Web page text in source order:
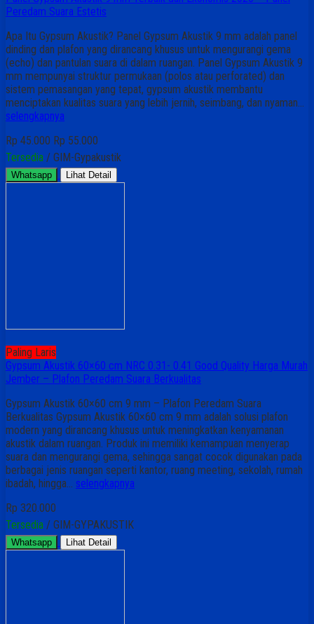
Peredam Suara Estetis
Apa Itu Gypsum Akustik? Panel Gypsum Akustik 9 mm adalah panel
dinding dan plafon yang dirancang khusus untuk mengurangi gema
(echo) dan pantulan suara di dalam ruangan. Panel Gypsum Akustik 9
mm mempunyai struktur permukaan (polos atau perforated) dan
sistem pemasangan yang tepat, gypsum akustik membantu
menciptakan kualitas suara yang lebih jernih, seimbang, dan nyaman…
selengkapnya
Rp 45.000 Rp 55.000
Tersedia / GIM-Gypakustik
Whatsapp Lihat Detail
Paling Laris
Gypsum Akustik 60×60 cm NRC 0.31- 0.41 Good Quality Harga Murah
Jember – Plafon Peredam Suara Berkualitas
Gypsum Akustik 60×60 cm 9 mm – Plafon Peredam Suara
Berkualitas Gypsum Akustik 60×60 cm 9 mm adalah solusi plafon
modern yang dirancang khusus untuk meningkatkan kenyamanan
akustik dalam ruangan. Produk ini memiliki kemampuan menyerap
suara dan mengurangi gema, sehingga sangat cocok digunakan pada
berbagai jenis ruangan seperti kantor, ruang meeting, sekolah, rumah
ibadah, hingga… selengkapnya
Rp 320.000
Tersedia / GIM-GYPAKUSTIK
Whatsapp Lihat Detail